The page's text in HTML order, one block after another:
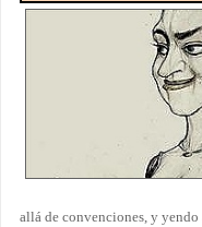
allá de convenciones, y